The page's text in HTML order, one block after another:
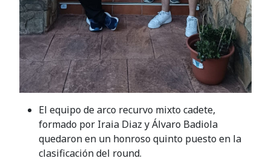
El equipo de arco recurvo mixto cadete,
formado por Iraia Diaz y Álvaro Badiola
quedaron en un honroso quinto puesto en la
clasificación del round.